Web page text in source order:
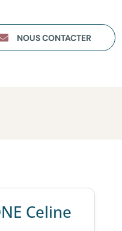
NOUS CONTACTER
Celine